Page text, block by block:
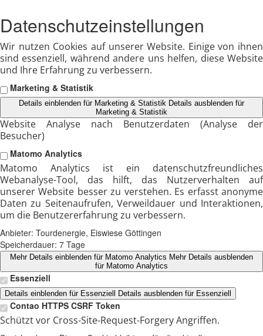
Datenschutzeinstellungen
Wir nutzen Cookies auf unserer Website. Einige von ihnen
sind essenziell, während andere uns helfen, diese Website
und Ihre Erfahrung zu verbessern.
Marketing & Statistik
Details einblenden für Marketing & Statistik Details ausblenden für
Marketing & Statistik
Website Analyse nach Benutzerdaten (Analyse der
Besucher)
Matomo Analytics
Matomo Analytics ist ein datenschutzfreundliches
Webanalyse-Tool, das hilft, das Nutzerverhalten auf
unserer Website besser zu verstehen. Es erfasst anonyme
Daten zu Seitenaufrufen, Verweildauer und Interaktionen,
um die Benutzererfahrung zu verbessern.
Anbieter: Tourdenergie, Eiswiese Göttingen
Speicherdauer: 7 Tage
Mehr Details einblenden für Matomo Analytics Mehr Details ausblenden
für Matomo Analytics
Essenziell
Details einblenden für Essenziell Details ausblenden für Essenziell
Contao HTTPS CSRF Token
Schützt vor Cross-Site-Request-Forgery Angriffen.